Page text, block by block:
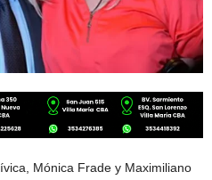
Mónica Frade y Maximiliano